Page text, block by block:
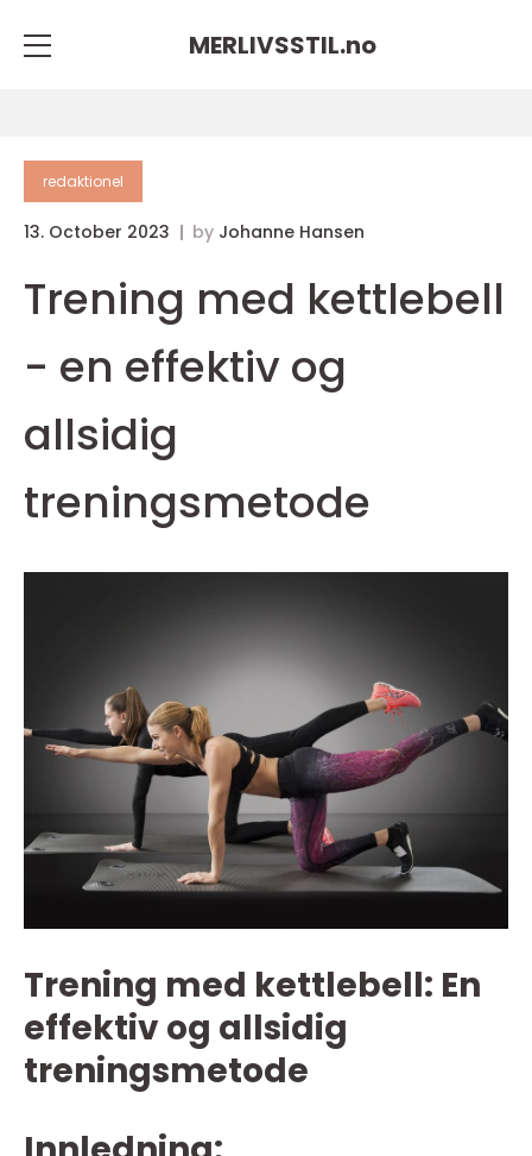
MERLIVSSTIL.no
redaktionel
13. October 2023 by Johanne Hansen
Trening med kettlebell
- en effektiv og
allsidig
treningsmetode
Trening med kettlebell: En
effektiv og allsidig
treningsmetode